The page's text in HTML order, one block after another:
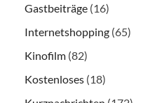
Gastbeiträge (16)
Internetshopping (65)
Kinofilm (82)
Kostenloses (18)